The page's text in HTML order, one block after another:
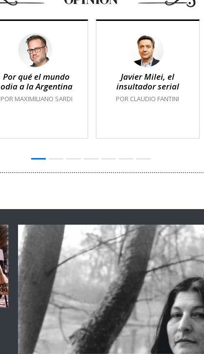
Por qué el mundo
odia a la Argentina
POR MAXIMILIANO SARDI
Javier Milei, el
insultador serial
POR CLAUDIO FANTINI